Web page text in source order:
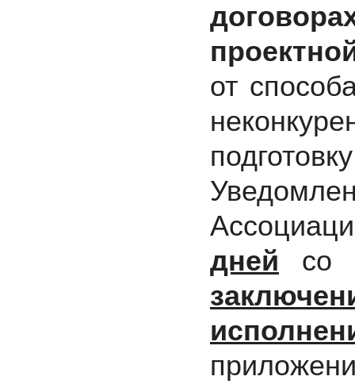
от
дней со